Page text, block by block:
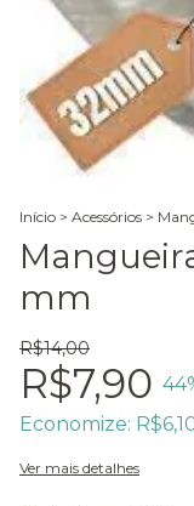
Início > Acessórios >
mm
R$14,00
R$7,90 44
Economize:
Ver mais detalhes